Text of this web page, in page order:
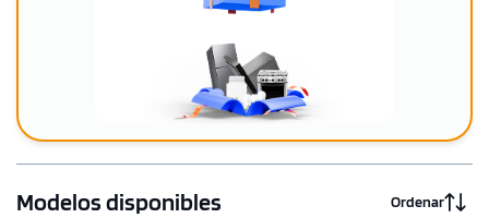
Modelos disponibles Ordenar